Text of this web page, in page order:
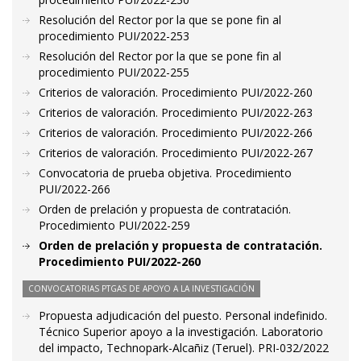
Resolución del Rector por la que se pone fin al
procedimiento PUI/2022-253
Resolución del Rector por la que se pone fin al
procedimiento PUI/2022-255
Criterios de valoración. Procedimiento PUI/2022-260
Criterios de valoración. Procedimiento PUI/2022-263
Criterios de valoración. Procedimiento PUI/2022-266
Criterios de valoración. Procedimiento PUI/2022-267
Convocatoria de prueba objetiva. Procedimiento
PUI/2022-266
Orden de prelación y propuesta de contratación.
Procedimiento PUI/2022-259
Orden de prelación y propuesta de contratación.
Procedimiento PUI/2022-260
CONVOCATORIAS PTGAS DE APOYO A LA INVESTIGACIÓN
Propuesta adjudicación del puesto. Personal indefinido.
Técnico Superior apoyo a la investigación. Laboratorio
del impacto, Technopark-Alcañiz (Teruel). PRI-032/2022